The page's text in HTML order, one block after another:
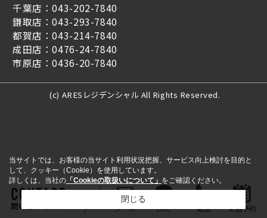
千葉店：043-202-7840
鎌取店：043-293-7840
都賀店：043-214-7840
成田店：0476-24-7840
市原店：0436-20-7840
(c) ARESレジデンシャル All Rights Reserved.
問い合わせをする メール LINE 電話 来店予約
当サイトでは、お客様の当サイト利用状況把握、サービス向上検討を目的と
して、クッキー（Cookie）を使用しています。
詳しくは、当社の 「Cookieの取扱いについて」 をご確認ください。
閉じる